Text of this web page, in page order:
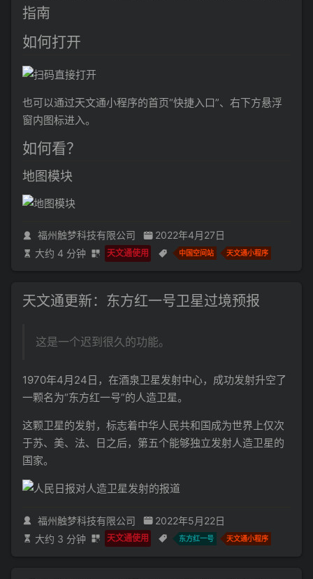
指南
如何打开
也可以通过天文通小程序的首页“快捷入口”、右下方悬浮
窗内图标进入。
如何看？
地图模块
福州触梦科技有限公司
2022年4月27日
大约 4 分钟
天文通使用 中国空间站 天文通小程序
天文通更新：东方红一号卫星过境预报
这是一个迟到很久的功能。
1970年4月24日，在酒泉卫星发射中心，成功发射升空了
一颗名为“东方红一号”的人造卫星。
这颗卫星的发射，标志着中华人民共和国成为世界上仅次
于苏、美、法、日之后，第五个能够独立发射人造卫星的
国家。
福州触梦科技有限公司
2022年5月22日
大约 3 分钟
天文通使用 东方红一号 天文通小程序